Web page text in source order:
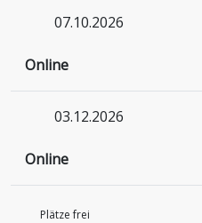
07.10.2026
Online
03.12.2026
Online
Plätze frei